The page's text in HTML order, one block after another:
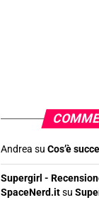
Andrea su Cos’è
Supergirl -
SpaceNerd.itsu